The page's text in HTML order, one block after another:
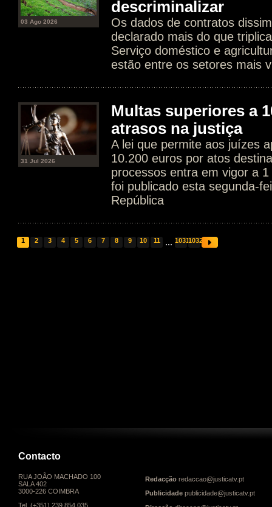
03 Ago 2026
descriminalizar
Os dados de contratos
declarado mais do que
Serviço doméstico e
estão entre os setores mais
31 Jul 2026
Multas superiores a
atrasos na justiça
A lei que permite aos juízes
10.200 euros por atos
processos entra em vigor a
foi publicado esta segunda-
República
1 2 3 4 5 6 7 8 9 10 11 ... 10311032
Contacto
RUA JOÃO MACHADO 100
SALA 402
3000-226 COIMBRA
Tel. (+351) 239 854 035
Redacção redaccao@justicatv.pt
Publicidade publicidade@justicatv.pt